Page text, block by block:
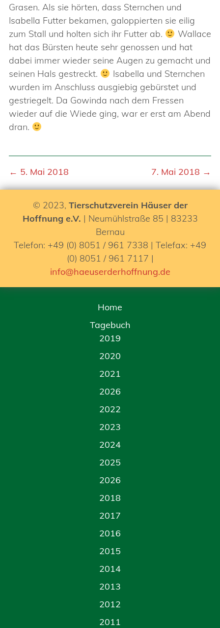
Grasen. Als sie hörten, dass Sternchen und
Isabella Futter bekamen, galoppierten sie eilig
zum Stall und holten sich ihr Futter ab.
Wallace
hat das Bürsten heute sehr genossen und hat
dabei immer wieder seine Augen zu gemacht und
seinen Hals gestreckt.
Isabella und Sternchen
wurden im Anschluss ausgiebig gebürstet und
gestriegelt. Da Gowinda nach dem Fressen
wieder auf die Wiede ging, war er erst am Abend
dran.
← 5. Mai 2018 7. Mai 2018 →
© 2023, Tierschutzverein Häuser der
Hoffnung e.V. | Neumühlstraße 85 | 83233
Bernau
Telefon: +49 (0) 8051 / 961 7338 | Telefax: +49
(0) 8051 / 961 7117 |
info@haeuserderhoffnung.de
Home
Tagebuch
2019
2020
2021
2026
2022
2023
2024
2025
2026
2018
2017
2016
2015
2014
2013
2012
2011